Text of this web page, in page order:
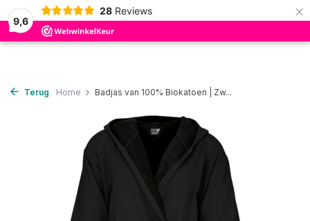
9,6
28 Reviews ×
0
Terug Home Badjas van 100% Biokatoen | Zw...